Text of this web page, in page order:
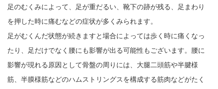
足のむくみによって、足が重だるい、靴下の跡が残る、足まわり
を押した時に痛むなどの症状が多くみられます。
足がむくんだ状態が続きますと場合によっては歩く時に痛くなっ
たり、足だけでなく腰にも影響が出る可能性もございます。腰に
影響が現れる原因として骨盤の周りには、大腿二頭筋や半腱様
筋、半膜様筋などのハムストリングスを構成する筋肉などがたく